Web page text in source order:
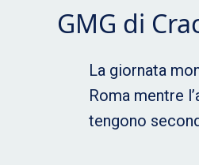
GMG di
La giornata
Roma mentre
tengono